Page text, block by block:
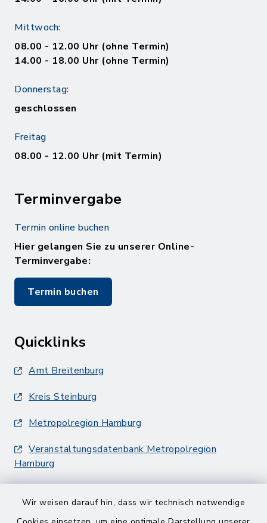
Wir weisen darauf hin, dass wir technisch notwendige
Mittwoch:
08.00 - 12.00 Uhr (ohne Termin)
14.00 - 18.00 Uhr (ohne Termin)
Donnerstag:
geschlossen
Freitag
08.00 - 12.00 Uhr (mit Termin)
Terminvergabe
Termin online buchen
Hier gelangen Sie zu unserer Online-
Terminvergabe:
Termin buchen
Quicklinks
Amt Breitenburg
Kreis Steinburg
Metropolregion Hamburg
Veranstaltungsdatenbank Metropolregion
Hamburg